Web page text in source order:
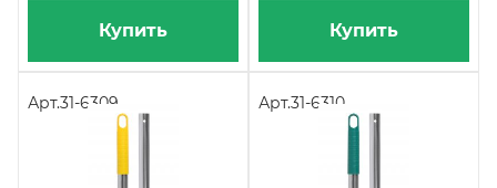
Купить Купить
Арт.31-6309 Арт.31-6310